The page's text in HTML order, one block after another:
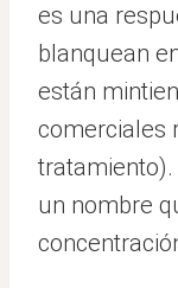
es una
blanquean
están
comerciales
un nombre